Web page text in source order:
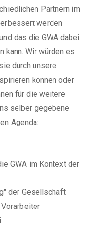
Partnern im
werden
das die GWA dabei
kann. Wir würden es
durch unsere
können oder
für die weitere
selber gegebene
Agenda:
GWA im Kontext der
der Gesellschaft